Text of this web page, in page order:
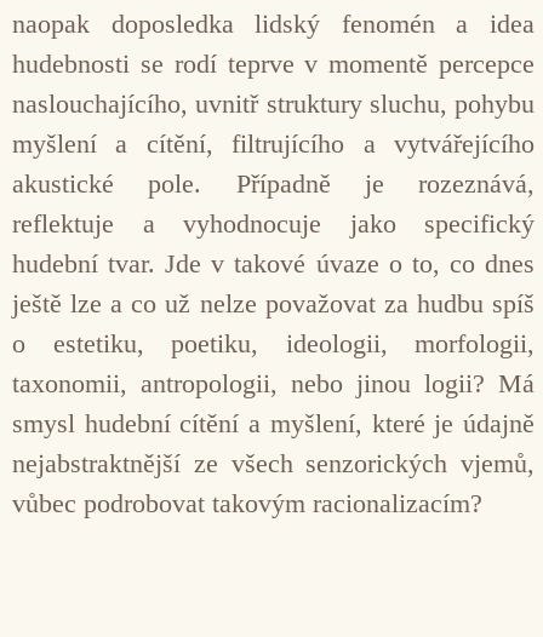
naopak doposledka lidský fenomén a idea
hudebnosti se rodí te­prve v momentě percepce
nasloucha­jícího, uvnitř struktury sluchu, pohybu
myšlení a cítění, filtrujícího a vytváře­jícího
akustické pole. Případně je roze­znává,
reflektuje a vyhodnocuje jako specifický
hudební tvar. Jde v takové úvaze o to, co dnes
ještě lze a co už nelze považovat za hudbu spíš
o es­tetiku, poetiku, ideologii, morfologii,
taxonomii, antropologii, nebo jinou logii? Má
smysl hudební cítění a myš­lení, které je údajně
nejabstraktnější ze všech senzorických vjemů,
vůbec podrobovat takovým racionalizacím?